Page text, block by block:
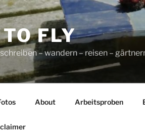
FLY
– wandern – reisen –
About Arbeitsproben